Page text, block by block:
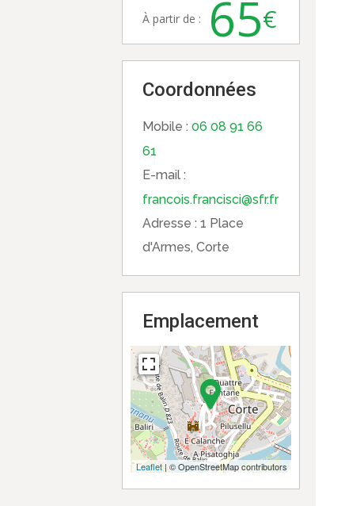
À partir de : 65€
Coordonnées
Mobile :06 08 91 66
61
E-mail :
francois.francisci@sfr.fr
Adresse :1 Place
d'Armes, Corte
Emplacement
Leaflet| © OpenStreetMap contributors